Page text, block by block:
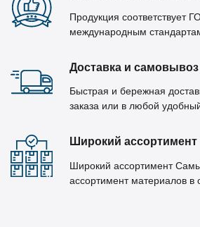
Продукция соответствует
международным
Доставка и самовывоз
Быстрая и бережная
заказа или в любой
Широкий ассортимент
Широкий ассортимент
ассортимент материалов в